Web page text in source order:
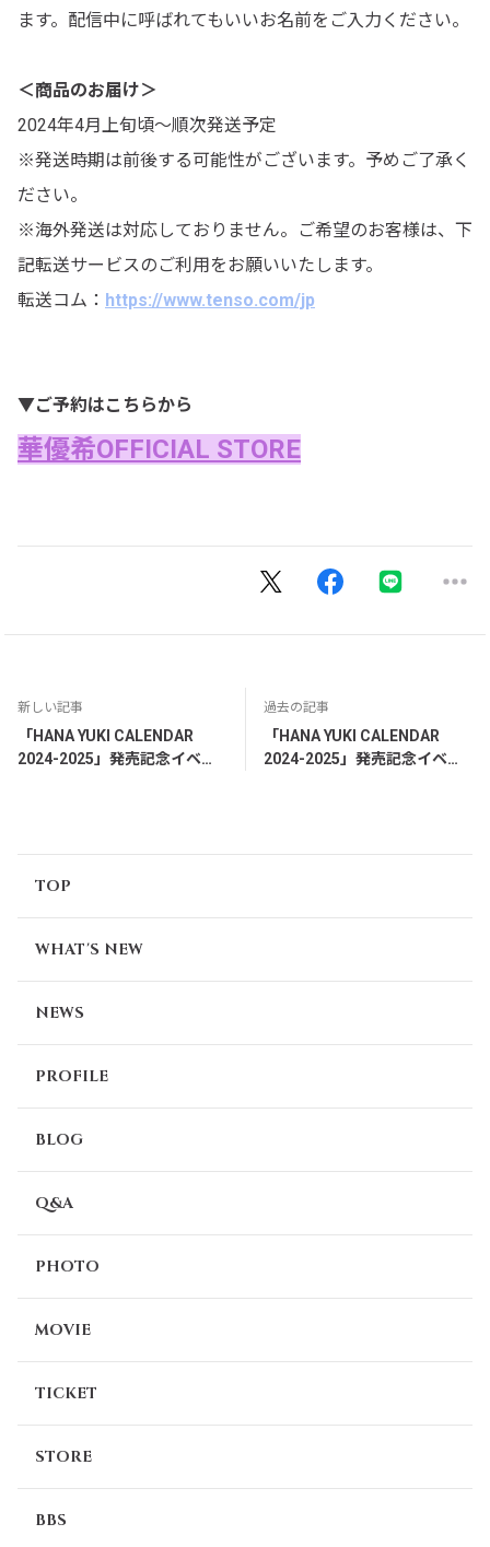
ます。配信中に呼ばれてもいいお名前をご入力ください。
＜商品のお届け＞
2024年4月上旬頃～順次発送予定
※発送時期は前後する可能性がございます。予めご了承く
ださい。
※海外発送は対応しておりません。ご希望のお客様は、下
記転送サービスのご利用をお願いいたします。
転送コム： https://www.tenso.com/jp
▼ご予約はこちらから
華優希OFFICIAL STORE
新しい記事
「HANA YUKI CALENDAR
2024-2025」発売記念イベン
過去の記事
「HANA YUKI CALENDAR
2024-2025」発売記念イベン
TOP
WHAT'S NEW
NEWS
PROFILE
BLOG
Q&A
PHOTO
MOVIE
TICKET
STORE
BBS